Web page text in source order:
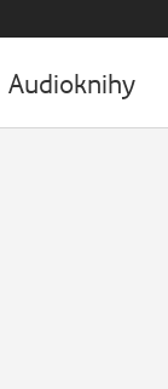
Audioknihy